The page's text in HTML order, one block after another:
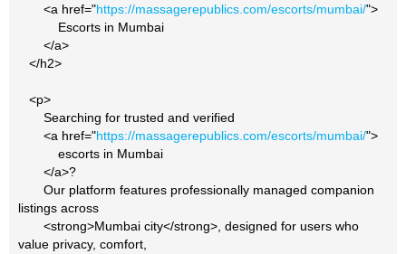
<a href="https://massagerepublics.com/escorts/mumbai/">
Escorts in Mumbai
</a>
</h2>
<p>
Searching for trusted and verified
<a href="https://massagerepublics.com/escorts/mumbai/">
escorts in Mumbai
</a>?
Our platform features professionally managed companion
listings across
<strong>Mumbai city</strong>, designed for users who
value privacy, comfort,